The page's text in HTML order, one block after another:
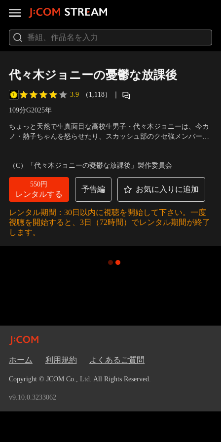
代々木ジョニーの憂鬱な放課後
3.9 （1,118） ｜
109分G2025年
ちょっと天然で生真面目な高校生男子・代々木ジョニーは、今カ
ノ・熱子ちゃんを怒らせたり、スカッシュ部のクセ強メンバー・
していた。
（C）「代々木ジョニーの憂鬱な放課後」製作委員会
550円
レンタルする
予告編 お気に入りに追加
レンタル期間：30日以内に視聴を開始して下さい。一度
視聴を開始すると、3日（72時間）でレンタル期間が終了
します。
ホーム 利用規約 よくあるご質問
Copyright © JCOM Co., Ltd. All Rights Reserved.
v9.10.0.3233062